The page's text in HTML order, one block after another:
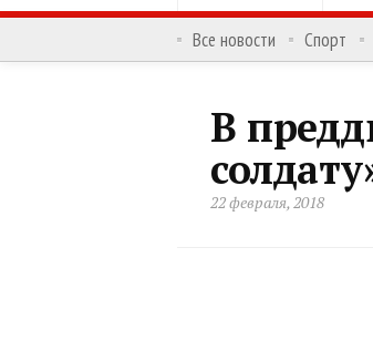
Все новости Спорт
В
22 февраля, 2018